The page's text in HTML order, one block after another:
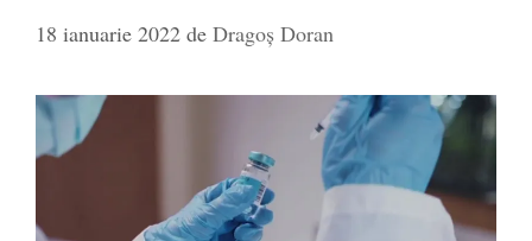
18 ianuarie 2022 de Dragoș Doran